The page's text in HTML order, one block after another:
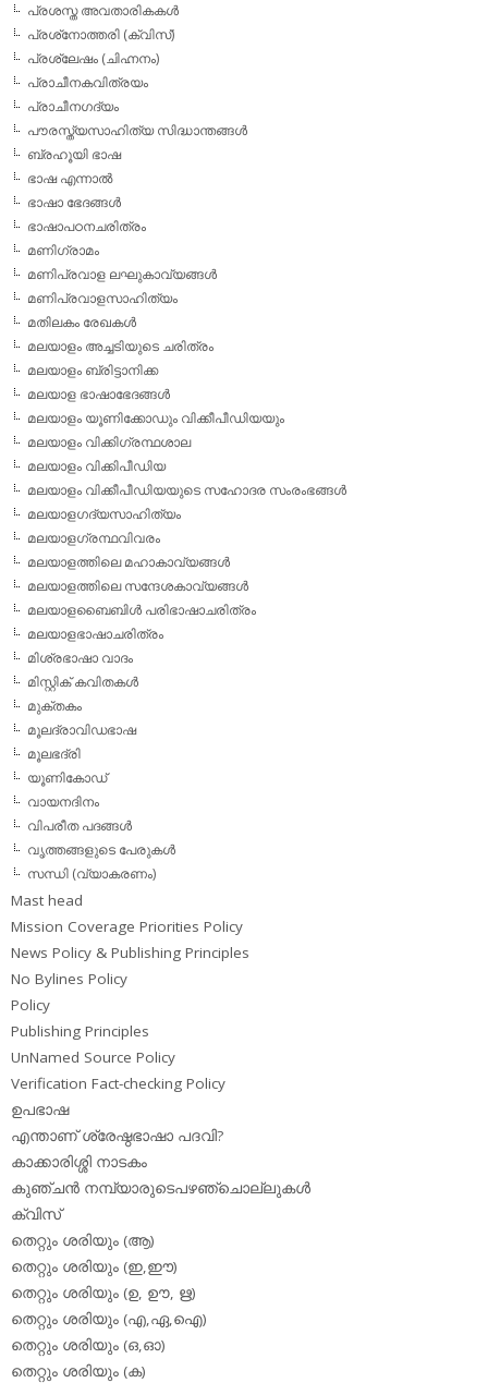
പ്രശസ്ത അവതാരികകള്‍
പ്രശ്‌നോത്തരി (ക്വിസ്)
പ്രശ്ലേഷം (ചിഹ്നനം)
പ്രാചീനകവിത്രയം
പ്രാചീനഗദ്യം
പൗരസ്ത്യസാഹിത്യ സിദ്ധാന്തങ്ങള്‍
ബ്രഹൂയി ഭാഷ
ഭാഷ എന്നാല്‍
ഭാഷാ ഭേദങ്ങള്‍
ഭാഷാപഠനചരിത്രം
മണിഗ്രാമം
മണിപ്രവാള ലഘുകാവ്യങ്ങള്‍
മണിപ്രവാളസാഹിത്യം
മതിലകം രേഖകള്‍
മലയാളം അച്ചടിയുടെ ചരിത്രം
മലയാളം ബ്രിട്ടാനിക്ക
മലയാള ഭാഷാഭേദങ്ങള്‍
മലയാളം യൂണിക്കോഡും വിക്കീപീഡിയയും
മലയാളം വിക്കിഗ്രന്ഥശാല
മലയാളം വിക്കിപീഡിയ
മലയാളം വിക്കീപീഡിയയുടെ സഹോദര സംരംഭങ്ങള്‍
മലയാളഗദ്യസാഹിത്യം
മലയാളഗ്രന്ഥവിവരം
മലയാളത്തിലെ മഹാകാവ്യങ്ങള്‍
മലയാളത്തിലെ സന്ദേശകാവ്യങ്ങള്‍
മലയാളബൈബിള്‍ പരിഭാഷാചരിത്രം
മലയാളഭാഷാചരിത്രം
മിശ്രഭാഷാ വാദം
മിസ്റ്റിക് കവിതകള്‍
മുക്തകം
മൂലദ്രാവിഡഭാഷ
മൂലഭദ്രി
യൂണികോഡ്
വായനദിനം
വിപരീത പദങ്ങള്‍
വൃത്തങ്ങളുടെ പേരുകള്‍
സന്ധി (വ്യാകരണം)
Mast head
Mission Coverage Priorities Policy
News Policy & Publishing Principles
No Bylines Policy
Policy
Publishing Principles
UnNamed Source Policy
Verification Fact-checking Policy
ഉപഭാഷ
എന്താണ് ശ്രേഷ്ഠഭാഷാ പദവി?
കാക്കാരിശ്ശി നാടകം
കുഞ്ചന്‍ നമ്പ്യാരുടെപഴഞ്ചൊല്ലുകള്‍
ക്വിസ്
തെറ്റും ശരിയും (ആ)
തെറ്റും ശരിയും (ഇ,ഈ)
തെറ്റും ശരിയും (ഉ, ഊ, ഋ)
തെറ്റും ശരിയും (എ,ഏ,ഐ)
തെറ്റും ശരിയും (ഒ,ഓ)
തെറ്റും ശരിയും (ക)